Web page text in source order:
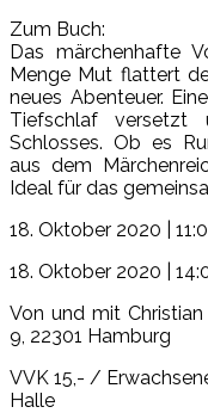
Zum Buch:
Das märchenhafte
Menge Mut flattert
neues Abenteuer.
Tiefschlaf
Schlosses. Ob es
aus dem
Ideal für das
18. Oktober 2020 |
18. Oktober 2020 |
Von und mit
9, 22301 Hamburg
VVK 15,- /
Halle